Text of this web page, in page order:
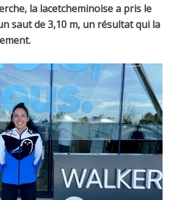
la lacetcheminoise a pris le
saut de 3,10 m, un résultat qui la